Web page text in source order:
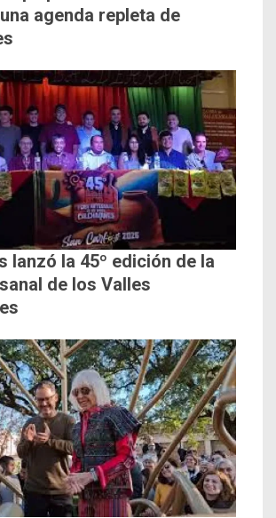
agenda repleta de
lanzó la 45º edición de la
de los Valles